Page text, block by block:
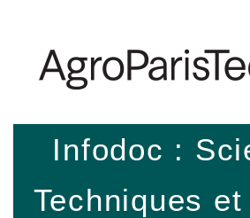
Infodoc :
Techniques